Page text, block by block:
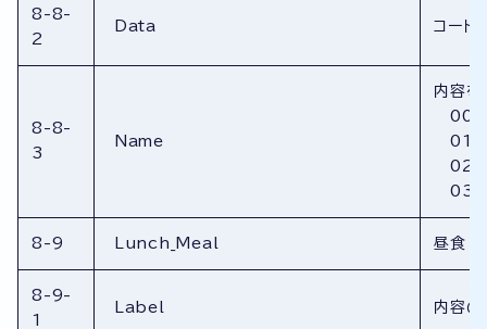
8-8-
2
Data コード
8-8-
3
Name
内容を
00：
01：
02：
03：
8-9 Lunch_Meal 昼食
8-9-
1
Label 内容の